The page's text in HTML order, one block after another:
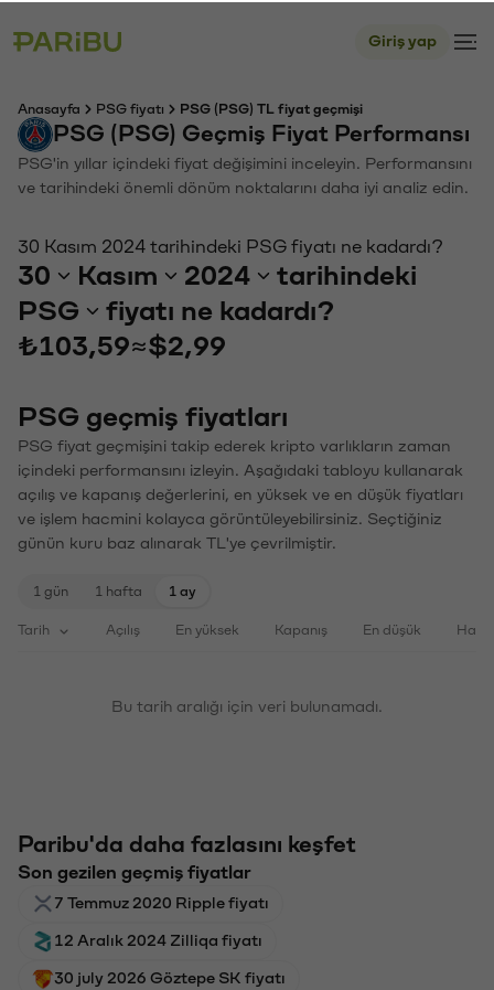
Giriş yap
Anasayfa PSG fiyatı PSG (PSG) TL fiyat geçmişi
PSG (PSG) Geçmiş Fiyat Performansı
PSG'in yıllar içindeki fiyat değişimini inceleyin. Performansını
ve tarihindeki önemli dönüm noktalarını daha iyi analiz edin.
30 Kasım 2024 tarihindeki PSG fiyatı ne kadardı?
30 Kasım 2024
tarihindeki
PSG
fiyatı ne kadardı?
₺103,59≈$2,99
PSG geçmiş fiyatları
PSG fiyat geçmişini takip ederek kripto varlıkların zaman
içindeki performansını izleyin. Aşağıdaki tabloyu kullanarak
açılış ve kapanış değerlerini, en yüksek ve en düşük fiyatları
ve işlem hacmini kolayca görüntüleyebilirsiniz. Seçtiğiniz
günün kuru baz alınarak TL'ye çevrilmiştir.
1 gün 1 hafta 1 ay
Tarih Açılış En yüksek Kapanış En düşük
Bu tarih aralığı için veri bulunamadı.
Paribu'da daha fazlasını keşfet
Son gezilen geçmiş fiyatlar
7 Temmuz 2020 Ripple fiyatı
12 Aralık 2024 Zilliqa fiyatı
30 july 2026 Göztepe SK fiyatı